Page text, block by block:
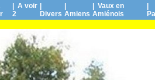
| A voir
2
Divers Amiens
| Vaux en
Amiénois